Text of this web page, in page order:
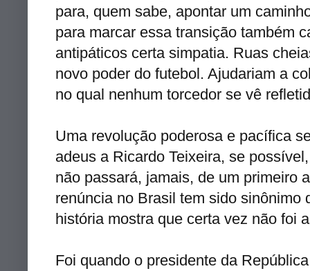
para, quem sabe, apontar um
para marcar essa transição também
antipáticos certa simpatia. Ruas
novo poder do futebol. Ajudariam a
no qual nenhum torcedor se vê
Uma revolução poderosa e pacífica
adeus a Ricardo Teixeira, se
não passará, jamais, de um primeiro
renúncia no Brasil tem sido sinônimo
história mostra que certa vez não foi
Foi quando o presidente da